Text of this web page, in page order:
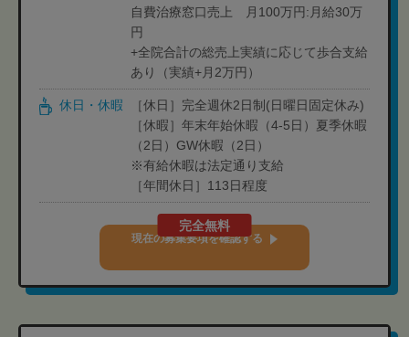
自費治療窓口売上 月100万円:月給30万
円
+全院合計の総売上実績に応じて歩合支給
あり（実績+月2万円）
休日・休暇
［休日］完全週休2日制(日曜日固定休み)
［休暇］年末年始休暇（4-5日）夏季休暇
（2日）GW休暇（2日）
※有給休暇は法定通り支給
［年間休日］113日程度
完全無料
現在の募集要項を確認する